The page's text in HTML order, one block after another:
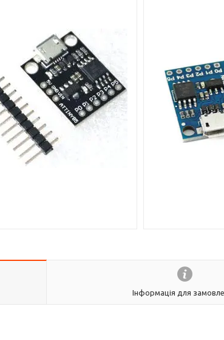
Інформація для